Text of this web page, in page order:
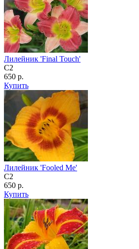
Лилейник 'Final Touch'
C2
650 р.
Купить
Лилейник 'Fooled Me'
C2
650 р.
Купить